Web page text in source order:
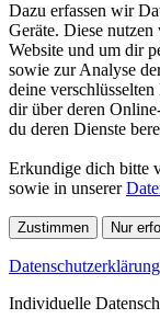
Dazu erfassen wir
Geräte. Diese
Website und um dir
sowie zur Analyse
deine
dir über deren
du deren Dienste
Erkundige dich bitte
sowie in unserer
Zustimmen Nur
Datenschutzerklärung
Individuelle